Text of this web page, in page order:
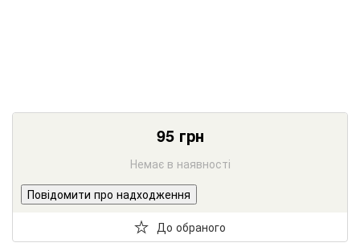
95грн
Немає в наявності
Повідомити про надходження
До обраного